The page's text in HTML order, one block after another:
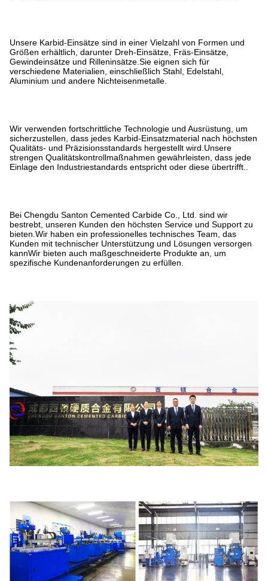
Unsere Karbid-Einsätze sind in einer Vielzahl von Formen und
Größen erhältlich, darunter Dreh-Einsätze, Fräs-Einsätze,
Gewindeinsätze und Rilleninsätze.Sie eignen sich für
verschiedene Materialien, einschließlich Stahl, Edelstahl,
Aluminium und andere Nichteisenmetalle.
Wir verwenden fortschrittliche Technologie und Ausrüstung, um
sicherzustellen, dass jedes Karbid-Einsatzmaterial nach höchsten
Qualitäts- und Präzisionsstandards hergestellt wird.Unsere
strengen Qualitätskontrollmaßnahmen gewährleisten, dass jede
Einlage den Industriestandards entspricht oder diese übertrifft..
Bei Chengdu Santon Cemented Carbide Co., Ltd. sind wir
bestrebt, unseren Kunden den höchsten Service und Support zu
bieten.Wir haben ein professionelles technisches Team, das
Kunden mit technischer Unterstützung und Lösungen versorgen
kannWir bieten auch maßgeschneiderte Produkte an, um
spezifische Kundenanforderungen zu erfüllen.